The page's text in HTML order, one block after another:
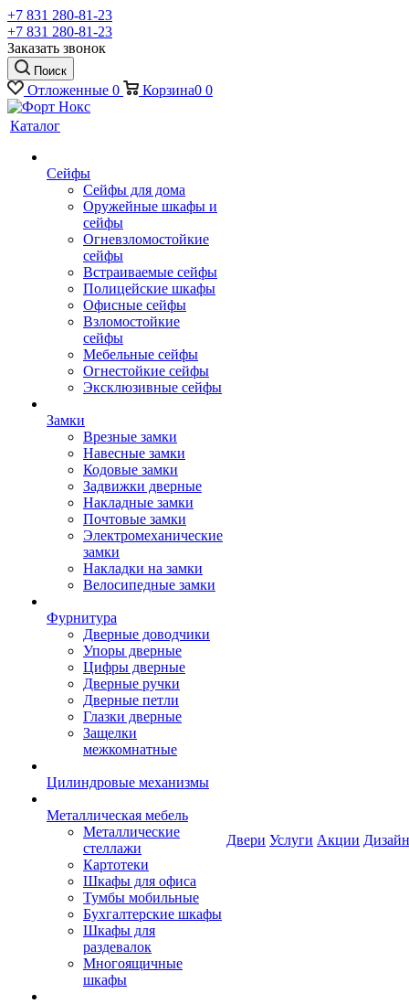
+7 831 280-81-23
+7 831 280-81-23
Заказать звонок
Поиск
Отложенные 0 Корзина0 0
Каталог
Сейфы
Сейфы для дома
Оружейные шкафы и
сейфы
Огневзломостойкие
сейфы
Встраиваемые сейфы
Полицейские шкафы
Офисные сейфы
Взломостойкие
сейфы
Мебельные сейфы
Огнестойкие сейфы
Эксклюзивные сейфы
Замки
Врезные замки
Навесные замки
Кодовые замки
Задвижки дверные
Накладные замки
Почтовые замки
Электромеханические
замки
Накладки на замки
Велосипедные замки
Фурнитура
Дверные доводчики
Упоры дверные
Цифры дверные
Дверные ручки
Дверные петли
Глазки дверные
Защелки
межкомнатные
Цилиндровые механизмы
Металлическая мебель
Металлические
стеллажи
Картотеки
Шкафы для офиса
Тумбы мобильные
Бухгалтерские шкафы
Шкафы для
раздевалок
Многоящичные
шкафы
Двери Услуги Акции